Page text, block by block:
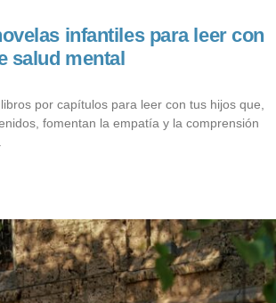
infantiles para leer con
salud mental
por capítulos para leer con tus hijos que,
fomentan la empatía y la comprensión